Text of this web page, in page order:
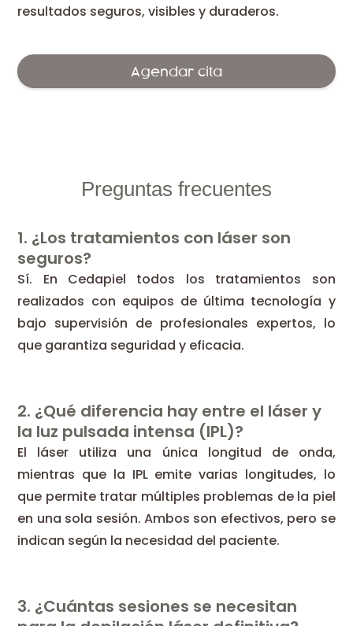
resultados seguros, visibles y duraderos.
Agendar cita
Preguntas frecuentes
1. ¿Los tratamientos con láser son
seguros?
Sí. En Cedapiel todos los tratamientos son
realizados con equipos de última tecnología y
bajo supervisión de profesionales expertos, lo
que garantiza seguridad y eficacia.
2. ¿Qué diferencia hay entre el láser y
la luz pulsada intensa (IPL)?
El láser utiliza una única longitud de onda,
mientras que la IPL emite varias longitudes, lo
que permite tratar múltiples problemas de la piel
en una sola sesión. Ambos son efectivos, pero se
indican según la necesidad del paciente.
3. ¿Cuántas sesiones se necesitan